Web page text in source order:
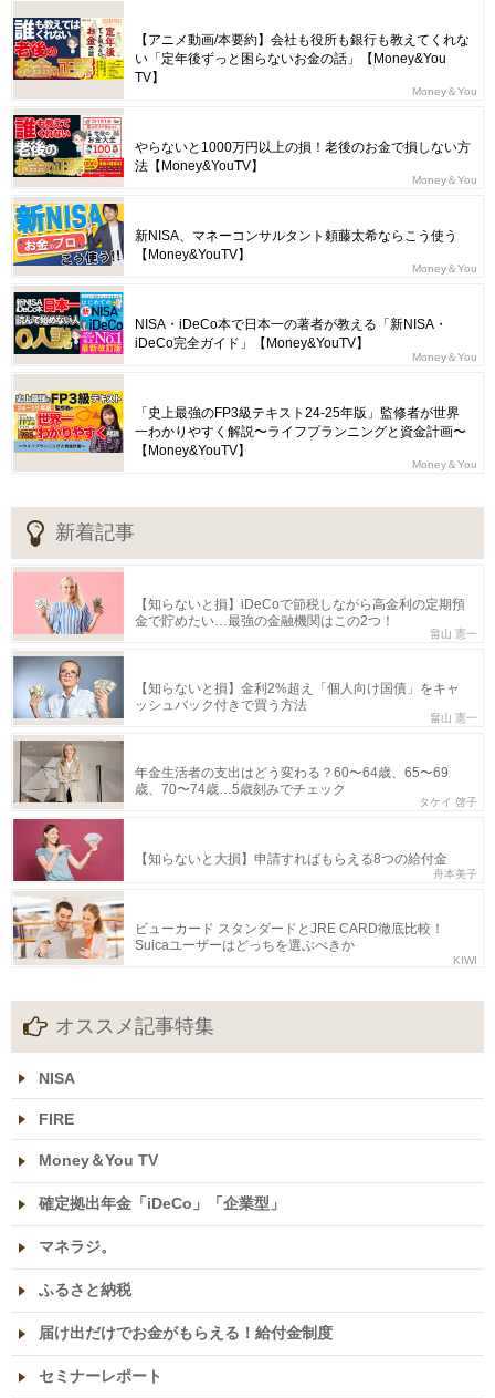
【アニメ動画/本要約】会社も役所も銀行も教えてくれな
い「定年後ずっと困らないお金の話」【Money&You
TV】
Money＆You
やらないと1000万円以上の損！老後のお金で損しない方
法【Money&YouTV】
Money＆You
新NISA、マネーコンサルタント頼藤太希ならこう使う
【Money&YouTV】
Money＆You
NISA・iDeCo本で日本一の著者が教える「新NISA・
iDeCo完全ガイド」【Money&YouTV】
Money＆You
「史上最強のFP3級テキスト24-25年版」監修者が世界
一わかりやすく解説〜ライフプランニングと資金計画〜
【Money&YouTV】
Money＆You
新着記事
【知らないと損】iDeCoで節税しながら高金利の定期預
金で貯めたい…最強の金融機関はこの2つ！
畠山 憲一
【知らないと損】金利2%超え「個人向け国債」をキャ
ッシュバック付きで買う方法
畠山 憲一
年金生活者の支出はどう変わる？60〜64歳、65〜69
歳、70〜74歳…5歳刻みでチェック
タケイ 啓子
【知らないと大損】申請すればもらえる8つの給付金
舟本美子
ビューカード スタンダードとJRE CARD徹底比較！
Suicaユーザーはどっちを選ぶべきか
KIWI
オススメ記事特集
NISA
FIRE
Money＆You TV
確定拠出年金「iDeCo」「企業型」
マネラジ。
ふるさと納税
届け出だけでお金がもらえる！給付金制度
セミナーレポート